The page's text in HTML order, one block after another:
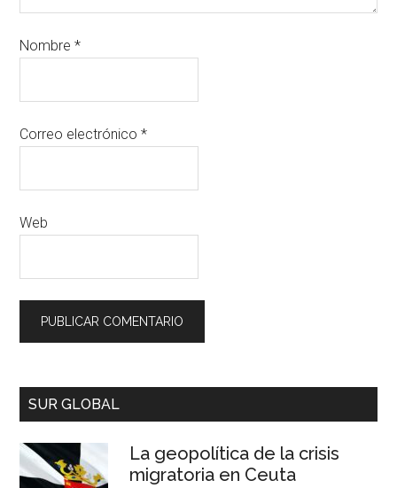
Nombre*
Correo electrónico*
Web
SUR GLOBAL
La geopolítica de la crisis
migratoria en Ceuta